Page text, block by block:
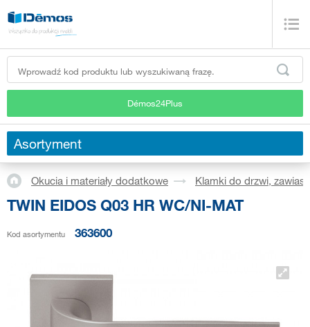
Démos24Plus
Asortyment
Okucia i materiały dodatkowe Klamki do drzwi,
TWIN EIDOS Q03 HR WC/NI-MAT
Kod asortymentu 363600